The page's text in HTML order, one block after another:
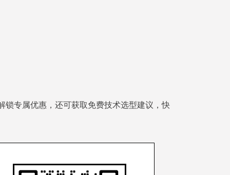
锁专属优惠，还可获取免费技术选型建议，快